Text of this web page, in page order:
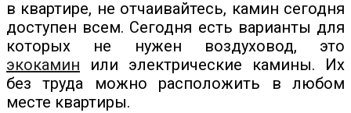
в квартире, не отчаивайтесь, камин сегодня
доступен всем. Сегодня есть варианты для
которых не нужен воздуховод, это
экокамин или электрические камины. Их
без труда можно расположить в любом
месте квартиры.